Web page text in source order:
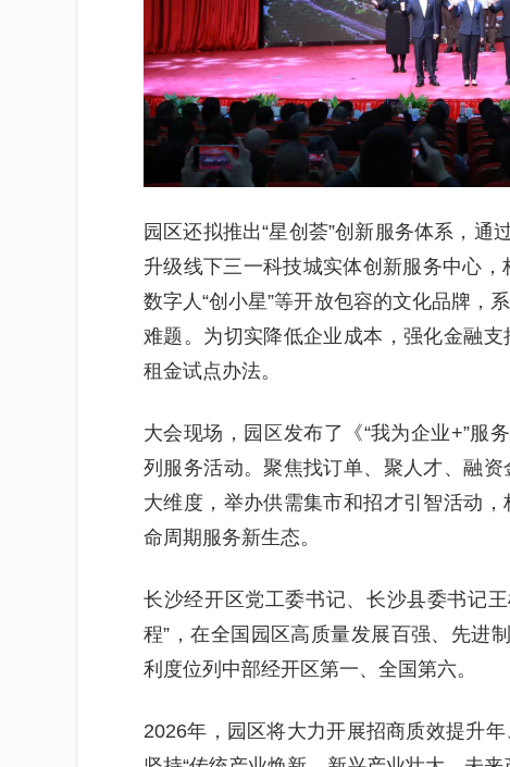
园区还拟推出“星创荟”创新服务体系，通
升级线下三一科技城实体创新服务中心
数字人“创小星”等开放包容的文化品牌，
难题。为切实降低企业成本，强化金融
租金试点办法。
大会现场，园区发布了《“我为企业+”服
列服务活动。聚焦找订单、聚人才、融
大维度，举办供需集市和招才引智活动
命周期服务新生态。
长沙经开区党工委书记、长沙县委书记
程”，在全国园区高质量发展百强、先进
利度位列中部经开区第一、全国第六。
2026年，园区将大力开展招商质效提升